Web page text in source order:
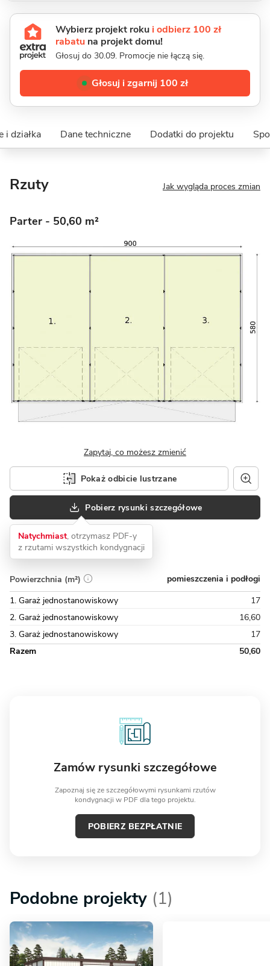
Wybierz projekt roku i odbierz 100 zł
rabatu na projekt domu!
Głosuj do 30.09. Promocje nie łączą się.
Głosuj i zgarnij 100 zł
i działka Dane techniczne Dodatki do projektu
Rzuty Jak wygląda proces zmian
Parter - 50,60 m²
Zapytaj, co możesz zmienić
Pokaż odbicie lustrzane
Pobierz rysunki szczegółowe
Natychmiast, otrzymasz PDF-y
z rzutami wszystkich kondygnacji
Powierzchnia (m²)
pomieszczenia i podłogi
1. Garaż jednostanowiskowy
17
2. Garaż jednostanowiskowy
16,60
3. Garaż jednostanowiskowy
17
Razem
50,60
Zamów rysunki szczegółowe
Zapoznaj się ze szczegółowymi rysunkami rzutów
kondygnacji w PDF dla tego projektu.
POBIERZ BEZPŁATNIE
Podobne projekty (1)